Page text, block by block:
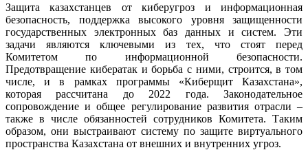
Защита казахстанцев от киберугроз и информационная
безопасность, поддержка высокого уровня защищенности
государственных электронных баз данных и систем. Эти
задачи являются ключевыми из тех, что стоят перед
Комитетом по информационной безопасности.
Предотвращение кибератак и борьба с ними, строится, в том
числе, и в рамках программы «Киберщит Казахстана»,
которая рассчитана до 2022 года. Законодательное
сопровождение и общее регулирование развития отрасли –
также в числе обязанностей сотрудников Комитета. Таким
образом, они выстраивают систему по защите виртуального
пространства Казахстана от внешних и внутренних угроз.